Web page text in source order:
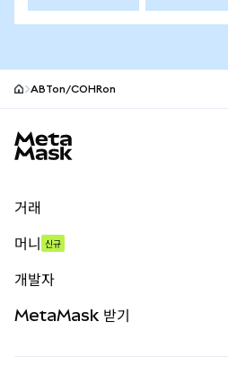
ABTon/COHRon
거래
무기한 선물
실물자산
머니 신규
개발자
MetaMask 받기